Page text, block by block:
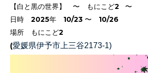
【白と黒の世界】 〜 もにこど2 〜
日時 2025年 10/23 〜 10/26
場所 もにこど2
(愛媛県伊予市上三谷2173-1)